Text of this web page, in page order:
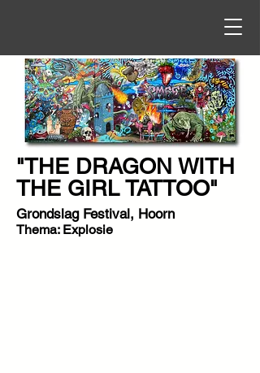
"THE DRAGON WITH
THE GIRL TATTOO"
Grondslag Festival, Hoorn
Thema: Explosie